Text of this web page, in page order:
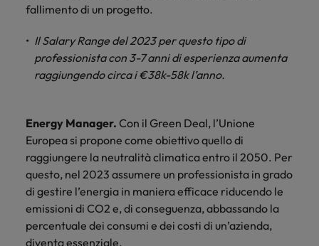
fallimento di un progetto.
Il Salary Range del 2023 per questo tipo di
professionista con 3-7 anni di esperienza aumenta
raggiungendo circa i €38k-58k l’anno.
Energy Manager. Con il Green Deal, l’Unione
Europea si propone come obiettivo quello di
raggiungere la neutralità climatica entro il 2050. Per
questo, nel 2023 assumere un professionista in grado
di gestire l’energia in maniera efficace riducendo le
emissioni di CO2 e, di conseguenza, abbassando la
percentuale dei consumi e dei costi di un’azienda,
diventa essenziale.